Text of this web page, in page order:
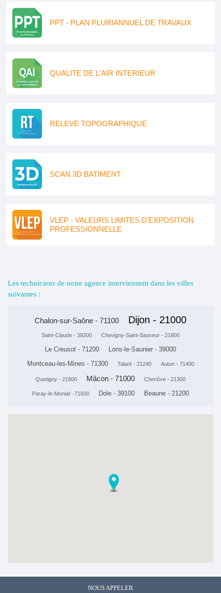
PPT - PLAN PLURIANNUEL DE TRAVAUX
QUALITE DE L'AIR INTERIEUR
RELEVE TOPOGRAPHIQUE
SCAN 3D BATIMENT
VLEP - VALEURS LIMITES D'EXPOSITION
PROFESSIONNELLE
Les techniciens de notre agence interviennent dans les villes
suivantes :
Chalon-sur-Saône - 71100 Dijon - 21000
Saint-Claude - 39200 Chevigny-Saint-Sauveur - 21800
Le Creusot - 71200
Lons-le-Saunier - 39000
Montceau-les-Mines - 71300
Talant - 21240 Autun - 71400
Quetigny - 21800 Mâcon - 71000 Chenôve - 21300
Paray-le-Monial - 71600 Dole - 39100 Beaune - 21200
NOUS APPELER